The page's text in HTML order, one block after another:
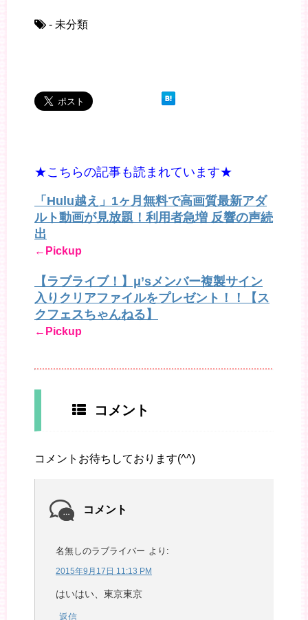
- 未分類
★こちらの記事も読まれています★
「Hulu越え」1ヶ月無料で高画質最新アダ
ルト動画が見放題！利用者急増 反響の声続
出
←Pickup
【ラブライブ！】μ’sメンバー複製サイン
入りクリアファイルをプレゼント！！【ス
クフェスちゃんねる】
←Pickup
コメント
コメントお待ちしております(^^)
コメント
名無しのラブライバー より:
2015年9月17日 11:13 PM
はいはい、東京東京
返信